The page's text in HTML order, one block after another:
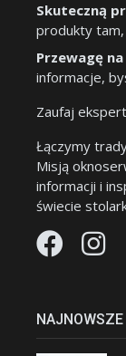
Skuteczną
produkty tam,
Przewagę
informacje,
Zaufaj
Łączymy
Misją
informacji i
świecie